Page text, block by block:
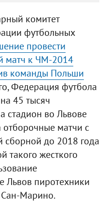
комитет
футбольных
провести
матч к ЧМ-2014
команды Польши
Федерация футбола
45 тысяч
стадион во Львове
матчи с
сборной до 2018 года
такого жесткого
Львов пиротехники
Сан-Марино.